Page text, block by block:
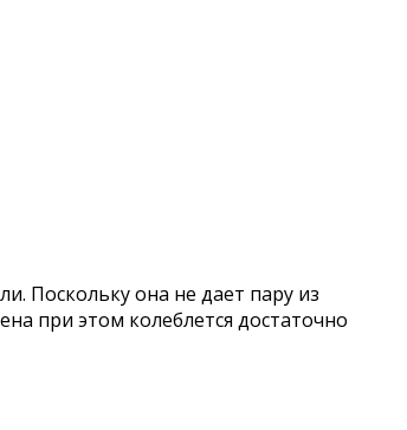
Поскольку она не дает пару из
при этом колеблется достаточно